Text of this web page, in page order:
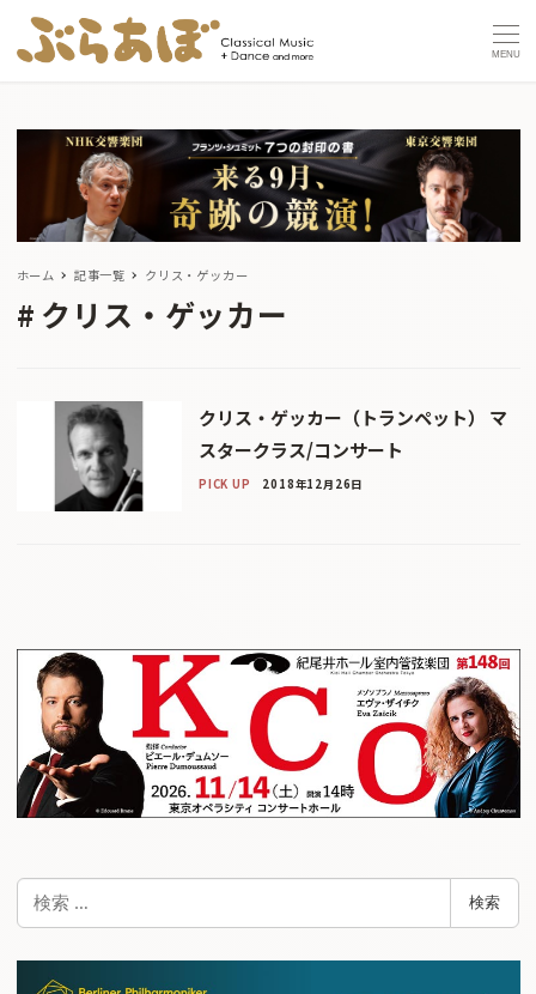
MENU
ホーム 記事一覧 クリス・ゲッカー
クリス・ゲッカー
クリス・ゲッカー（トランペット） マ
スタークラス/コンサート
PICK UP 2018年12月26日
検
検索